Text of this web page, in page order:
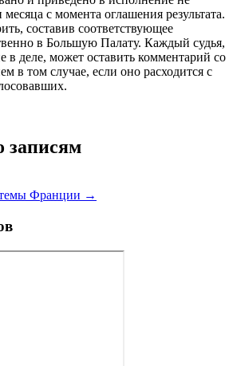
месяца с момента оглашения результата.
составив соответствующее
в Большую Палату. Каждый судья,
в деле, может оставить комментарий со
в том случае, если оно расходится с
записям
Франции →